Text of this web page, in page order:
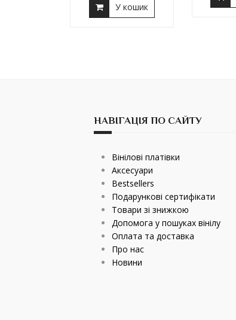
У кошик
НАВІГАЦІЯ ПО САЙТУ
Вінілові платівки
Аксесуари
Bestsellers
Подарункові сертифікати
Товари зі знижкою
Допомога у пошуках вінілу
Оплата та доставка
Про нас
Новини